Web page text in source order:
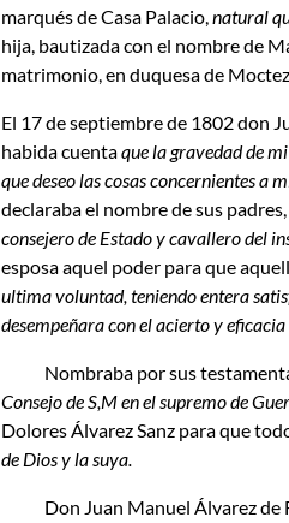
marqués de Casa Palacio,natural
hija, bautizada con el nombre de
matrimonio, en duquesa de
El 17 de septiembre de 1802 don
habida cuentaque la gravedad de
que deseo las cosas concernientes a
declaraba el nombre de sus
consejero de Estado y cavallero del
esposa aquel poder para que
ultima voluntad, teniendo entera
desempeñara con el acierto y
Nombraba por sus
Consejo de S,M en el supremo de
Dolores Álvarez Sanz para que
de Dios y la suya.
Don Juan Manuel Álvarez